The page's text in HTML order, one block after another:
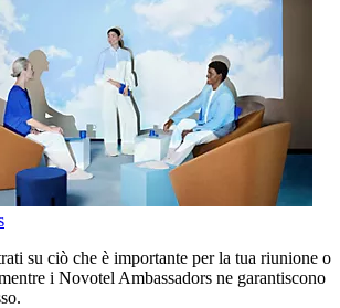
su ciò che è importante per la tua riunione o
i Novotel Ambassadors ne garantiscono